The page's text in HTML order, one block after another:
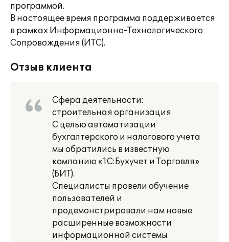
программой.
В настоящее время программа поддерживается
в рамках Информационно-Технологического
Сопровождения (ИТС).
Отзыв клиента
Сфера деятельности:
строительная организация
С целью автоматизации
бухгалтерского и налогового учета
мы обратились в известную
компанию «1С:Бухучет и Торговля»
(БИТ).
Специалисты провели обучение
пользователей и
продемонстрировали нам новые
расширенные возможности
информационной системы